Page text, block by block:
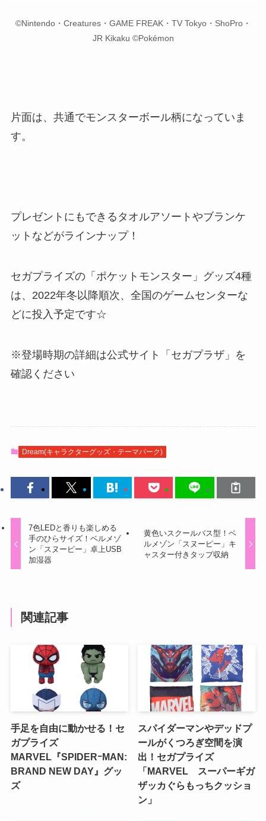
©Nintendo・Creatures・GAME FREAK・TV Tokyo・ShoPro・
JR Kikaku ©Pokémon
片面は、共通でモンスターボール柄になっていま
す。
プレゼントにもできるタオルアソートやブランケ
ットなどがラインナップ！
セガプライズの「ポケットモンスター」グッズ4種
は、2022年冬以降順次、全国のゲームセンターな
どに投入予定です☆
※登場時期の詳細は公式サイト「セガプラザ」を
確認ください
Dream(キャラクターグッズ・テーマパーク)
7色LEDと香りも楽しめる
手のひらサイズ！ベルメゾ
ン「スヌーピー」卓上USB
加湿器
黄色いスクールバス型！ベ
ルメゾン「スヌーピー」キ
ャスター付きタップ収納
関連記事
手足を自由に動かせる！セ
ガプライズ
MARVEL『SPIDERｰMAN:
BRAND NEW DAY』グッ
ズ
スパイダーマンやデッドプ
ールがくつろぎ空間を演
出！セガプライズ
「MARVEL スーパーギガ
ザッカぐらもっちクッショ
ン」